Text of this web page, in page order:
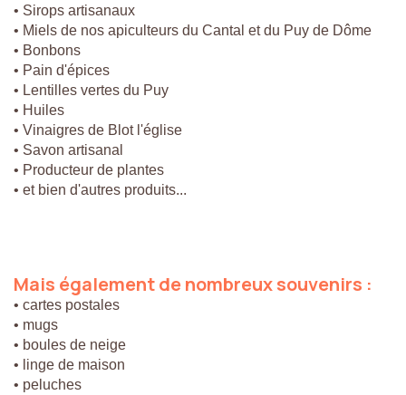
• Sirops artisanaux
• Miels de nos apiculteurs du Cantal et du Puy de Dôme
• Bonbons
• Pain d'épices
• Lentilles vertes du Puy
• Huiles
• Vinaigres de Blot l'église
• Savon artisanal
• Producteur de plantes
• et bien d'autres produits...
Mais égalementdenombreuxsouvenirs :
• cartes postales
• mugs
• boules de neige
• linge de maison
• peluches